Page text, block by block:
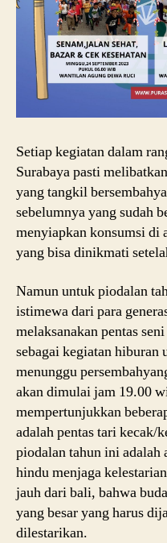
Setiap kegiatan dalam
Surabaya pasti
yang tangkil
sebelumnya yang sudah
menyiapkan konsumsi di
yang bisa dinikmati
Namun untuk piodalan
istimewa dari para
melaksanakan pentas
sebagai kegiatan hiburan
menunggu
akan dimulai jam 19.00
mempertunjukkan
adalah pentas tari kecak/
piodalan tahun ini adalah
hindu menjaga
jauh dari bali, bahwa
yang besar yang harus
dilestarikan.